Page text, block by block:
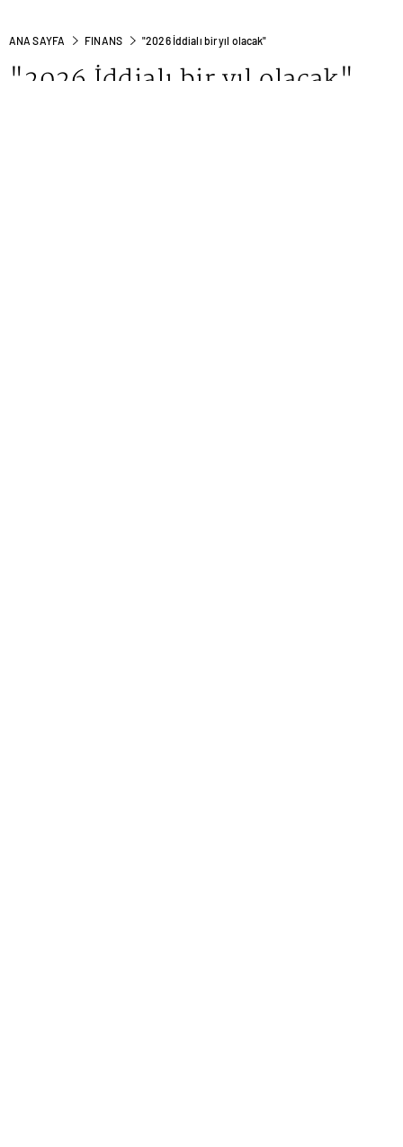
ANA SAYFA FINANS "2026 İddialı bir yıl olacak"
"2026 İddialı bir yıl olacak"